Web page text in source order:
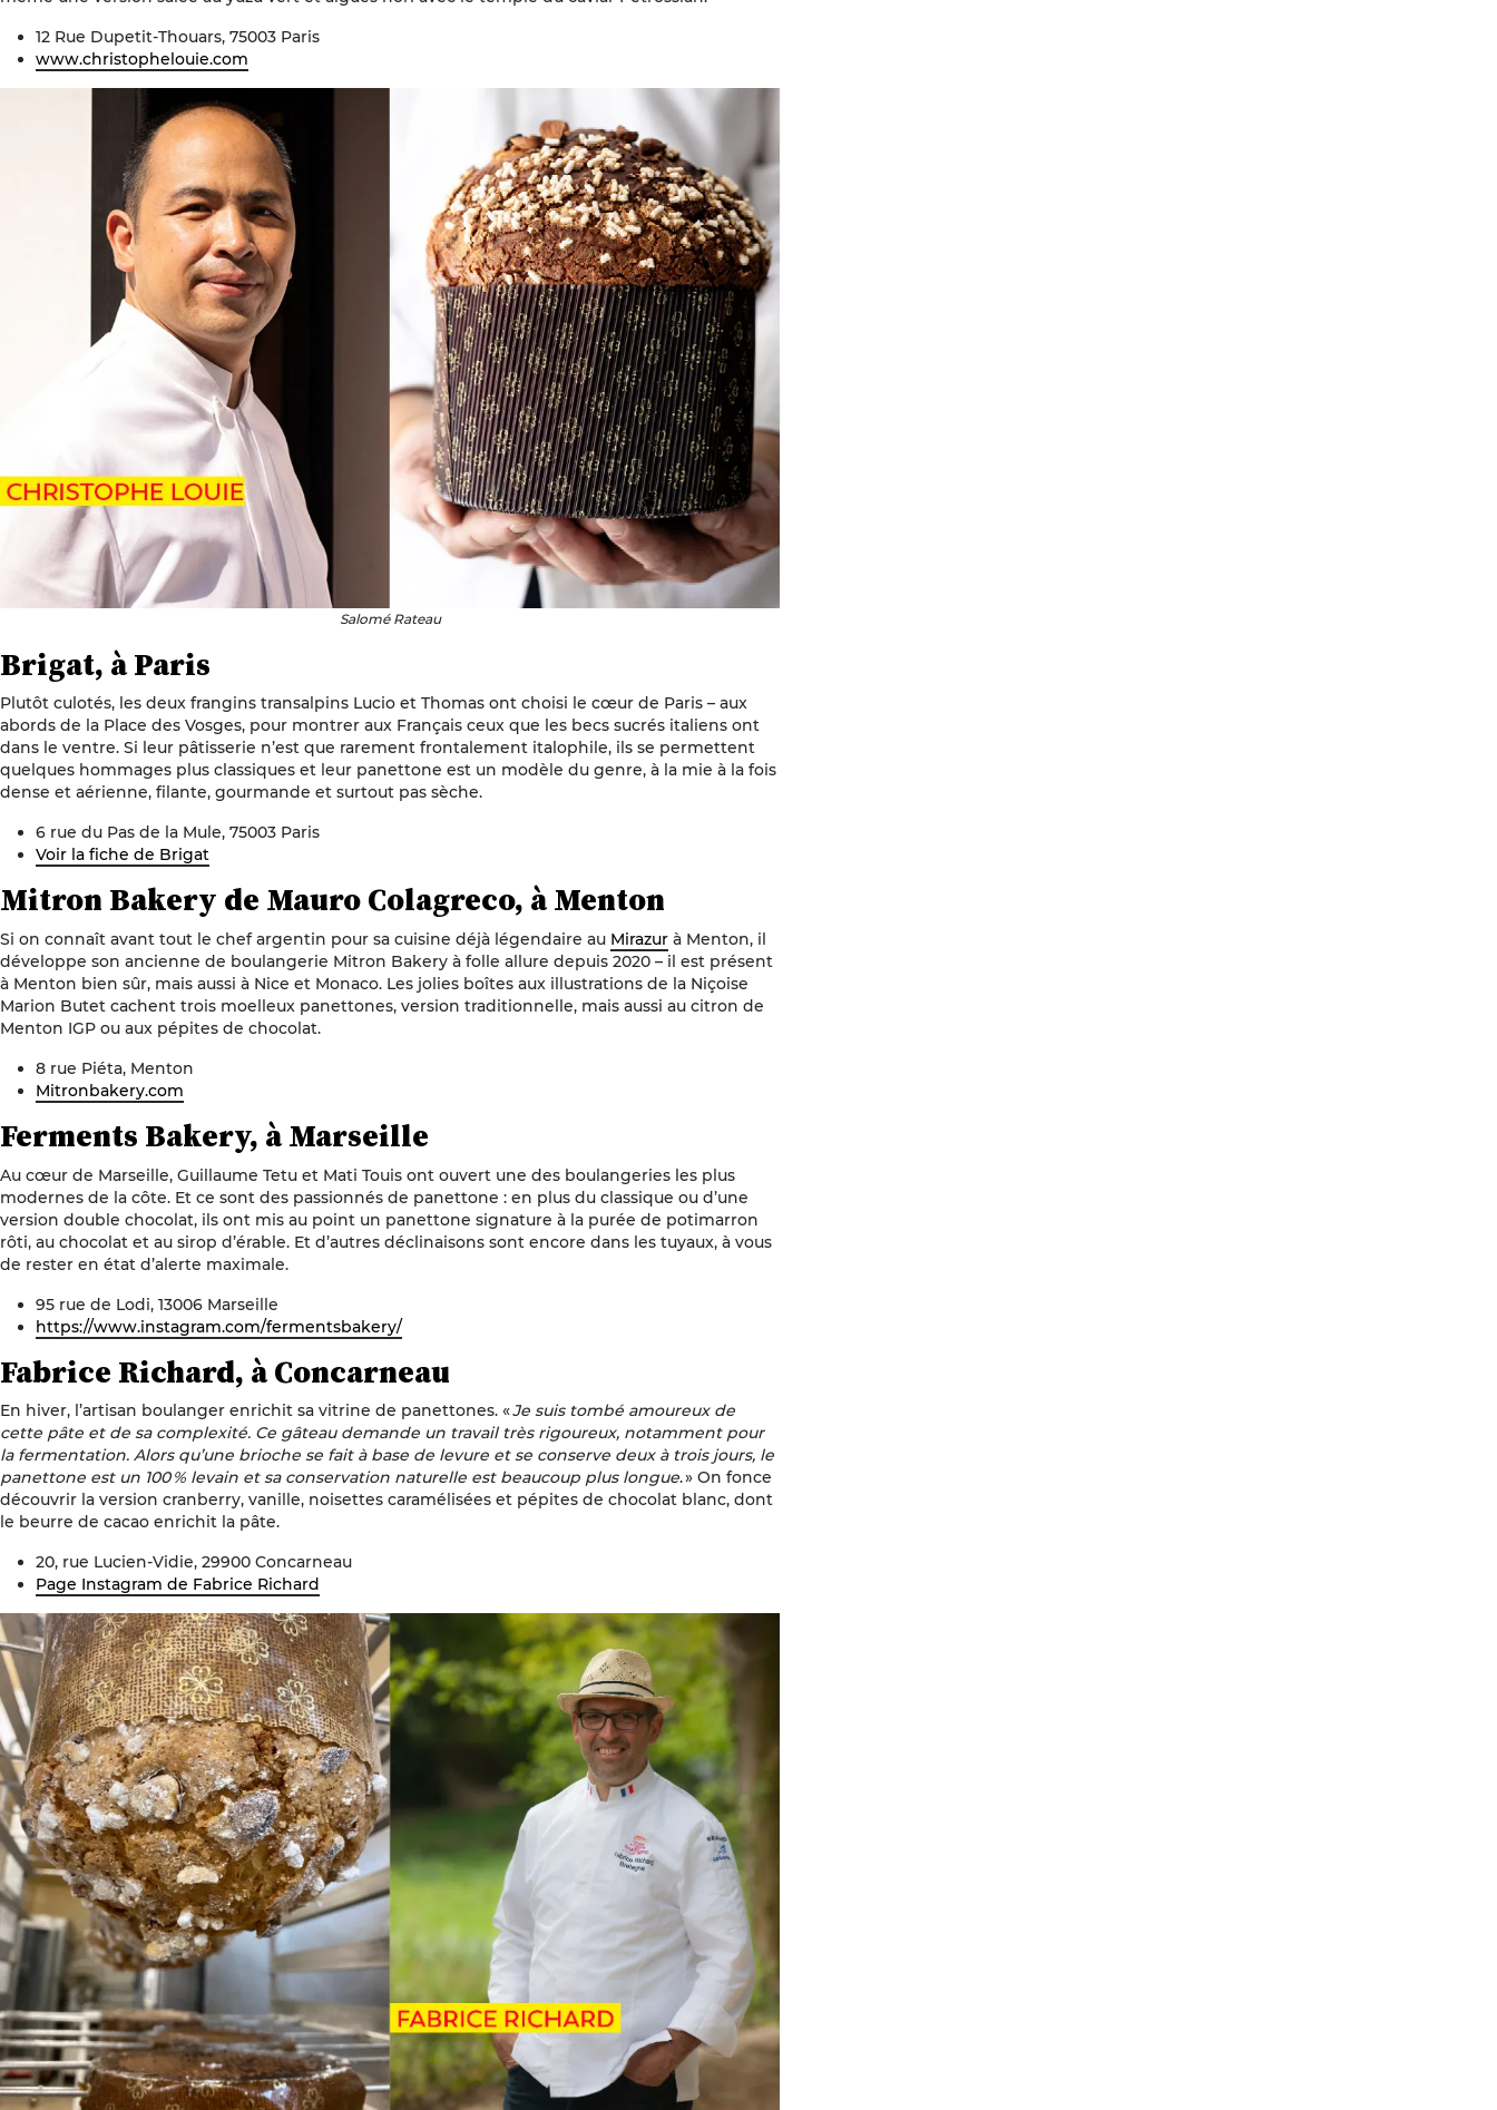
12 Rue Dupetit-Thouars, 75003 Paris
www.christophelouie.com
Salomé Rateau
Brigat, à Paris
Plutôt culotés, les deux frangins transalpins Lucio et Thomas ont choisi le cœur de Paris – aux
abords de la Place des Vosges, pour montrer aux Français ceux que les becs sucrés italiens ont
dans le ventre. Si leur pâtisserie n’est que rarement frontalement italophile, ils se permettent
quelques hommages plus classiques et leur panettone est un modèle du genre, à la mie à la fois
dense et aérienne, filante, gourmande et surtout pas sèche.
6 rue du Pas de la Mule, 75003 Paris
Voir la fiche de Brigat
Mitron Bakery de Mauro Colagreco, à Menton
Si on connaît avant tout le chef argentin pour sa cuisine déjà légendaire au Mirazur à Menton, il
développe son ancienne de boulangerie Mitron Bakery à folle allure depuis 2020 – il est présent
à Menton bien sûr, mais aussi à Nice et Monaco. Les jolies boîtes aux illustrations de la Niçoise
Marion Butet cachent trois moelleux panettones, version traditionnelle, mais aussi au citron de
Menton IGP ou aux pépites de chocolat.
8 rue Piéta, Menton
Mitronbakery.com
Ferments Bakery, à Marseille
Au cœur de Marseille, Guillaume Tetu et Mati Touis ont ouvert une des boulangeries les plus
modernes de la côte. Et ce sont des passionnés de panettone : en plus du classique ou d’une
version double chocolat, ils ont mis au point un panettone signature à la purée de potimarron
rôti, au chocolat et au sirop d’érable. Et d’autres déclinaisons sont encore dans les tuyaux, à vous
de rester en état d’alerte maximale.
95 rue de Lodi, 13006 Marseille
https://www.instagram.com/fermentsbakery/
Fabrice Richard, à Concarneau
En hiver, l’artisan boulanger enrichit sa vitrine de panettones. «Je suis tombé amoureux de
cette pâte et de sa complexité. Ce gâteau demande un travail très rigoureux, notamment pour
la fermentation. Alors qu’une brioche se fait à base de levure et se conserve deux à trois jours, le
panettone est un 100 % levain et sa conservation naturelle est beaucoup plus longue. » On fonce
découvrir la version cranberry, vanille, noisettes caramélisées et pépites de chocolat blanc, dont
le beurre de cacao enrichit la pâte.
20, rue Lucien-Vidie, 29900 Concarneau
Page Instagram de Fabrice Richard